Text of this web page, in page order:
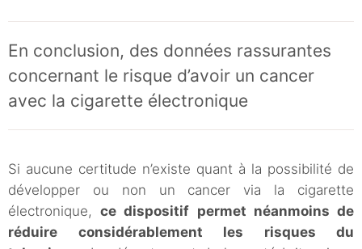
En conclusion, des données rassurantes
concernant le risque d’avoir un cancer
avec la cigarette électronique
Si aucune certitude n’existe quant à la possibilité de
développer ou non un cancer via la cigarette
électronique,ce dispositif permet néanmoins de
réduire considérablement les risques du